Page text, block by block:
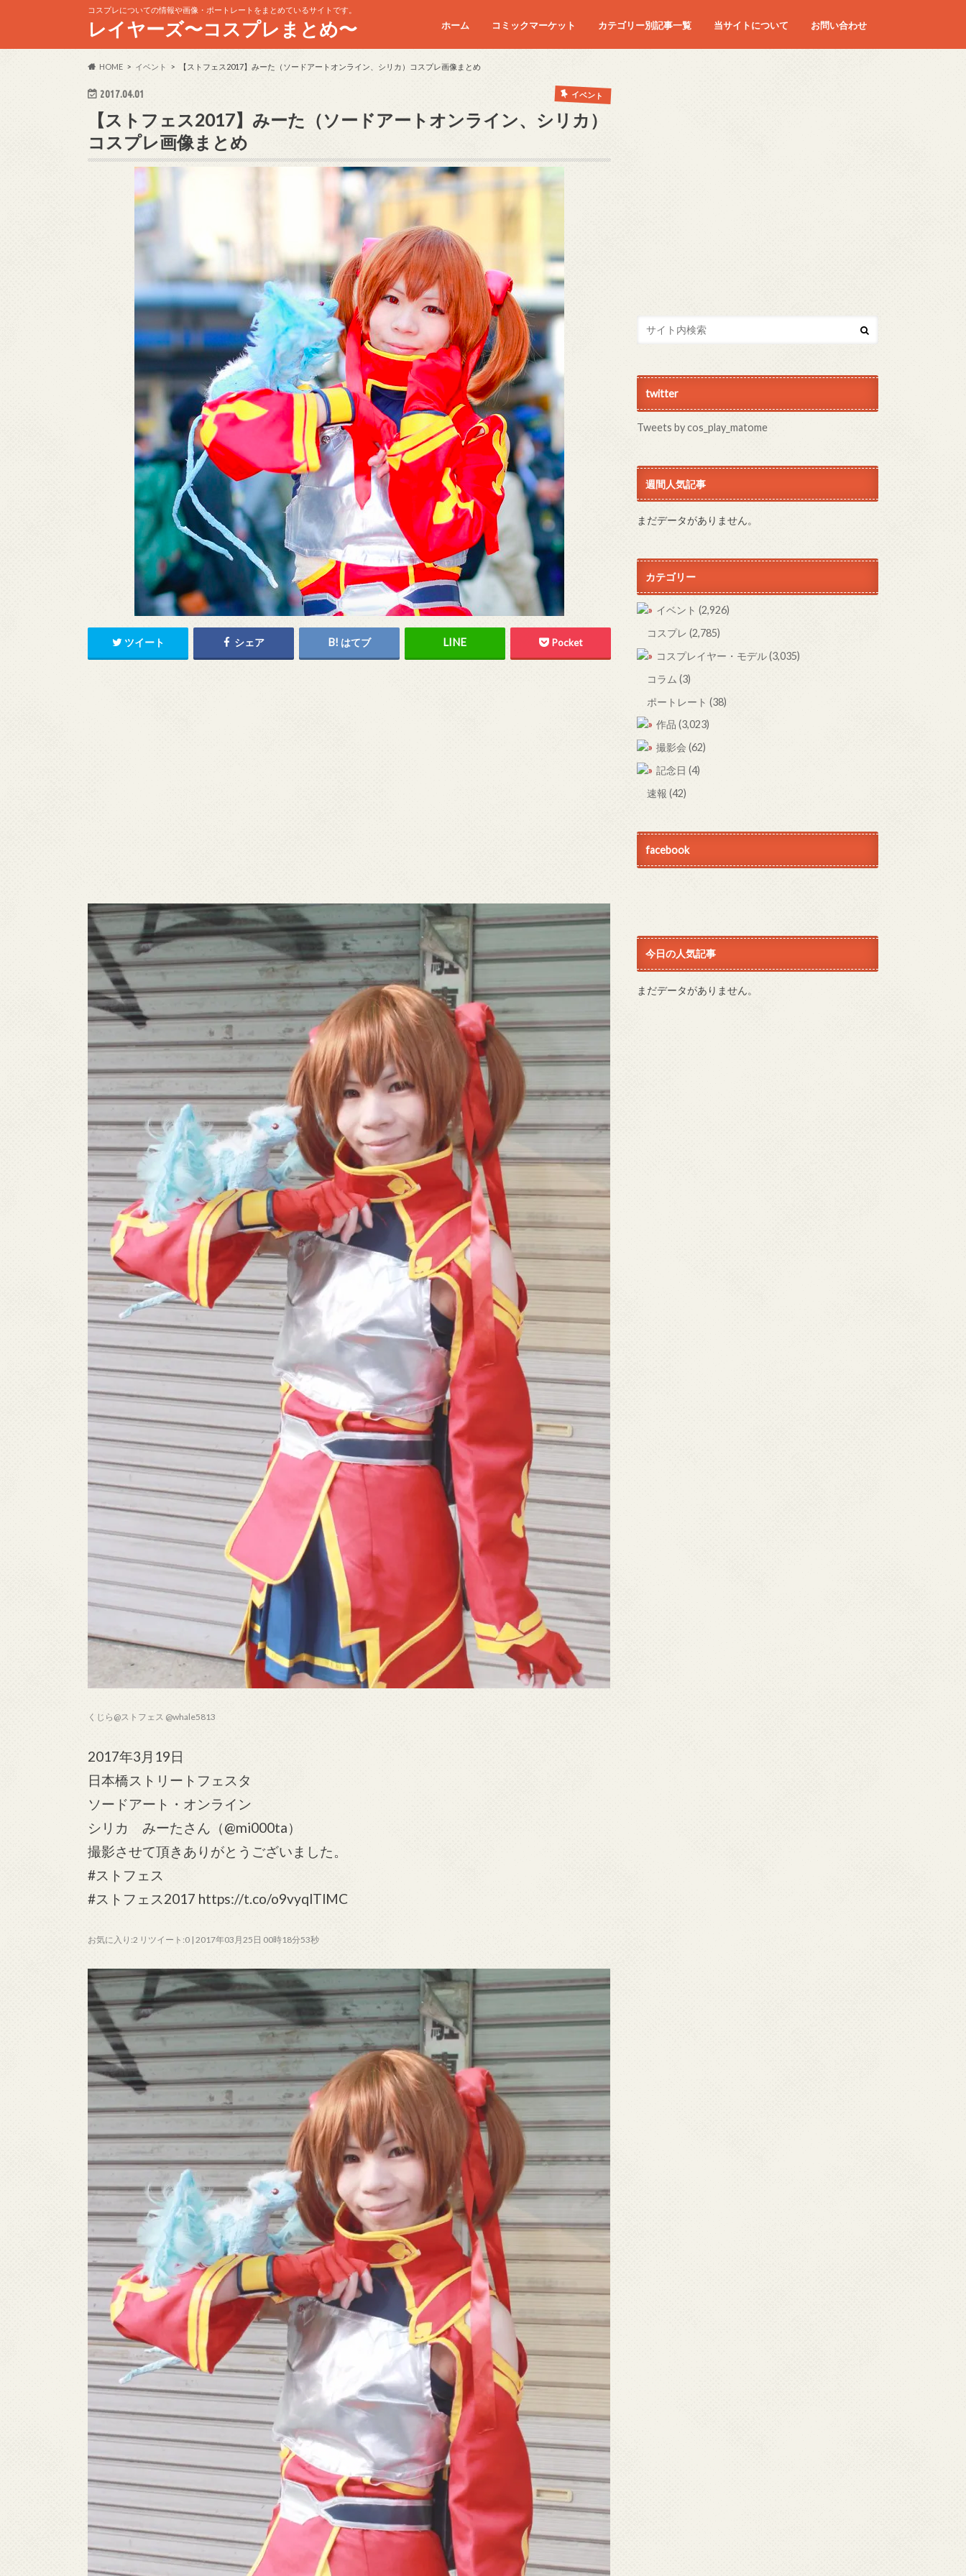
コスプレについての情報や画像・ポートレートをまとめているサイトです。
レイヤーズ〜コスプレまとめ〜 ホーム コミックマーケット
コミケC90
コミケC91
コミケC92
コミケC93
コミケC94
コミケC95
カテゴリー別記事一覧 当サイトについて お問い合わせ
HOME イベント 【ストフェス2017】みーた（ソードアートオンライン、シリカ）コスプレ画像まとめ
2017.04.01 イベント
【ストフェス2017】みーた（ソードアートオンライン、シリカ）
コスプレ画像まとめ
ツイート シェア はてブ Pocket
くじら@ストフェス @whale5813
2017年3月19日
日本橋ストリートフェスタ
ソードアート・オンライン
シリカ みーたさん（@mi000ta）
撮影させて頂きありがとうございました。
#ストフェス
#ストフェス2017 https://t.co/o9vyqlTlMC
お気に入り:2 リツイート:0 | 2017年03月25日 00時18分53秒
twitter
Tweets by cos_play_matome
週間人気記事
まだデータがありません。
カテゴリー
イベント (2,926)
コスプレ (2,785)
コスプレイヤー・モデル(3,035)
コラム (3)
ポートレート (38)
作品 (3,023)
撮影会 (62)
記念日 (4)
速報 (42)
facebook
今日の人気記事
まだデータがありません。